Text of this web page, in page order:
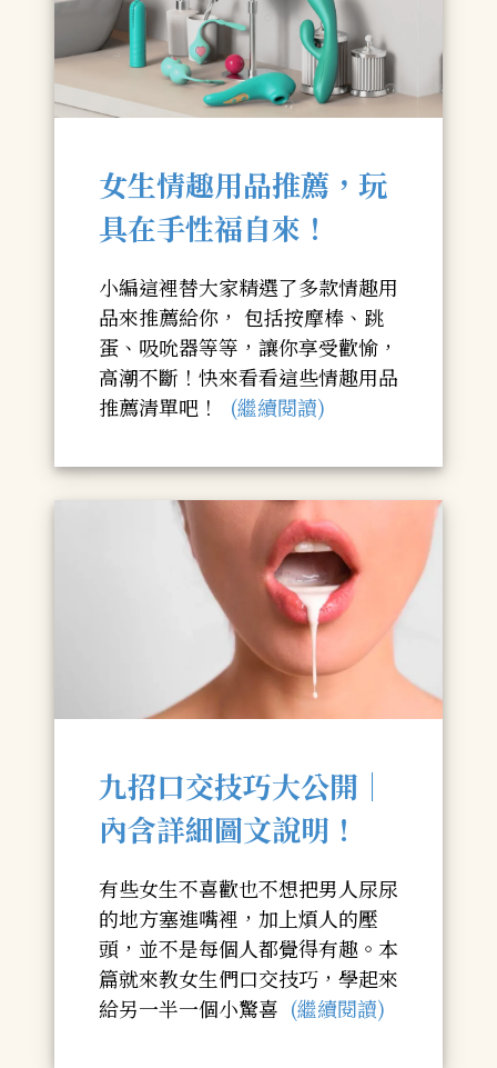
女生情趣用品推薦，玩
具在手性福自來！
小編這裡替大家精選了多款情趣用
品來推薦給你， 包括按摩棒、跳
蛋、吸吮器等等，讓你享受歡愉，
高潮不斷！快來看看這些情趣用品
推薦清單吧！
(繼續閱讀)
九招口交技巧大公開｜
內含詳細圖文說明！
有些女生不喜歡也不想把男人尿尿
的地方塞進嘴裡，加上煩人的壓
頭，並不是每個人都覺得有趣。本
篇就來教女生們口交技巧，學起來
給另一半一個小驚喜 (繼續閱讀)